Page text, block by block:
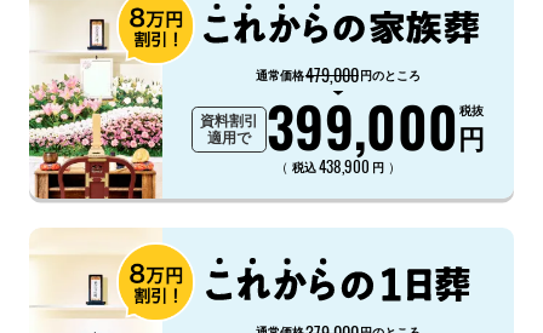
通常価格479,000円のところ
資料割引
適用で
399,000円
税抜
（ 税込438,900 円 ）